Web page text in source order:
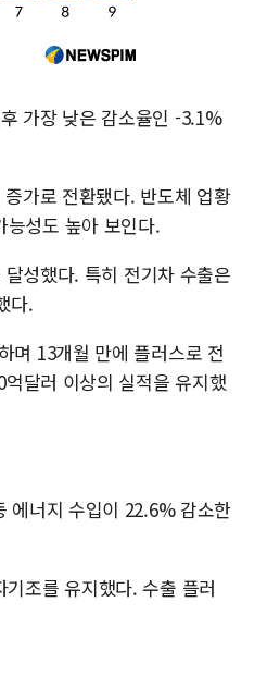
가장 낮은 감소율인 -3.1%
가로 전환됐다. 반도체 업황
능성도 높아 보인다.
성했다. 특히 전기차 수출은
다.
며 13개월 만에 플러스로 전
달러 이상의 실적을 유지했
에너지 수입이 22.6% 감소한
조를 유지했다. 수출 플러